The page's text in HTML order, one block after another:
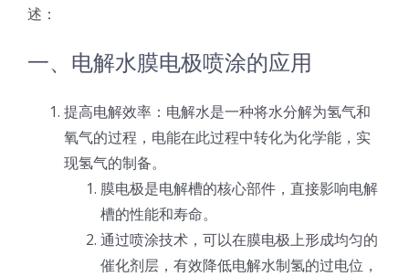
氢能技术科普
光伏技术科普
锂电技术科普
半导体技术科普
医疗器械技术科普
新闻
联系我们
关于我们
述：
一、电解水膜电极喷涂的应用
提高电解效率：电解水是一种将水分解为氢气和
氧气的过程，电能在此过程中转化为化学能，实
现氢气的制备。
膜电极是电解槽的核心部件，直接影响电解
槽的性能和寿命。
通过喷涂技术，可以在膜电极上形成均匀的
催化剂层，有效降低电解水制氢的过电位，